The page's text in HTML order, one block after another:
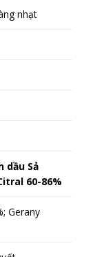
nhạt
dầu Sả
60-86%
Gerany